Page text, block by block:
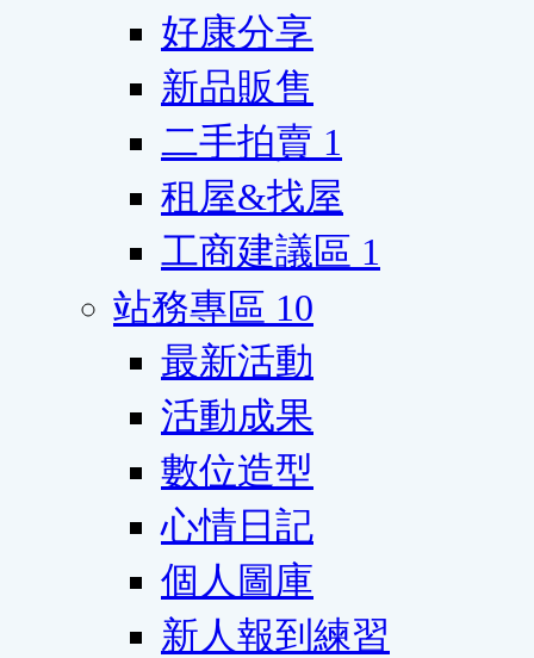
好康分享
新品販售
二手拍賣 1
租屋&找屋
工商建議區 1
站務專區 10
最新活動
活動成果
數位造型
心情日記
個人圖庫
新人報到練習